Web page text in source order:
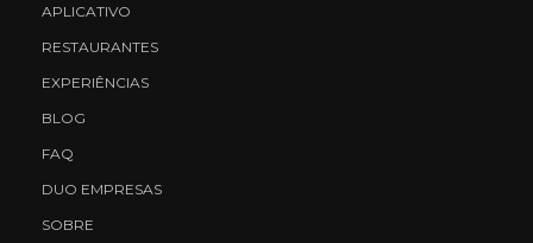
APLICATIVO
RESTAURANTES
EXPERIÊNCIAS
BLOG
FAQ
DUO EMPRESAS
SOBRE